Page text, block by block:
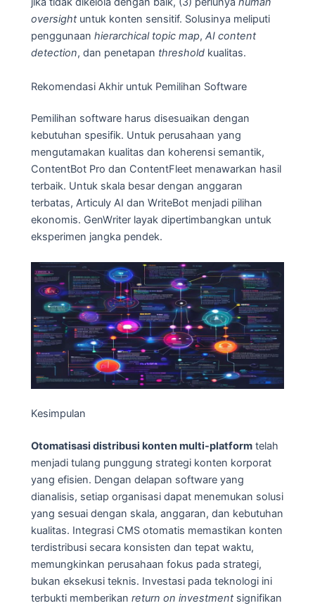
oversightuntuk konten sensitif. Solusinya meliputi
penggunaan hierarchical topic map, AI content
detection, dan penetapan threshold kualitas.
Rekomendasi Akhir untuk Pemilihan Software
Pemilihan software harus disesuaikan dengan
kebutuhan spesifik. Untuk perusahaan yang
mengutamakan kualitas dan koherensi semantik,
ContentBot Pro dan ContentFleet menawarkan hasil
terbaik. Untuk skala besar dengan anggaran
terbatas, Articuly AI dan WriteBot menjadi pilihan
ekonomis. GenWriter layak dipertimbangkan untuk
eksperimen jangka pendek.
Kesimpulan
Otomatisasi distribusi konten multi-platform telah
menjadi tulang punggung strategi konten korporat
yang efisien. Dengan delapan software yang
dianalisis, setiap organisasi dapat menemukan solusi
yang sesuai dengan skala, anggaran, dan kebutuhan
kualitas. Integrasi CMS otomatis memastikan konten
terdistribusi secara konsisten dan tepat waktu,
memungkinkan perusahaan fokus pada strategi,
bukan eksekusi teknis. Investasi pada teknologi ini
terbukti memberikan return on investmentsignifikan